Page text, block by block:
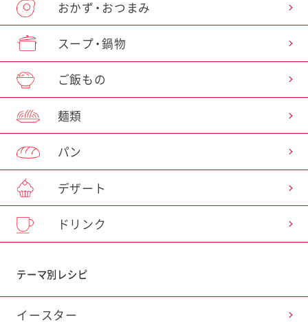
おかず・おつまみ
スープ・鍋物
ご飯もの
麺類
パン
デザート
ドリンク
テーマ別レシピ
イースター